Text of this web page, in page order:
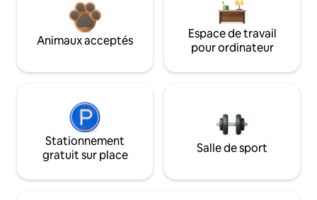
Animaux acceptés
Espace de travail
pour ordinateur
Stationnement
gratuit sur place
Salle de sport